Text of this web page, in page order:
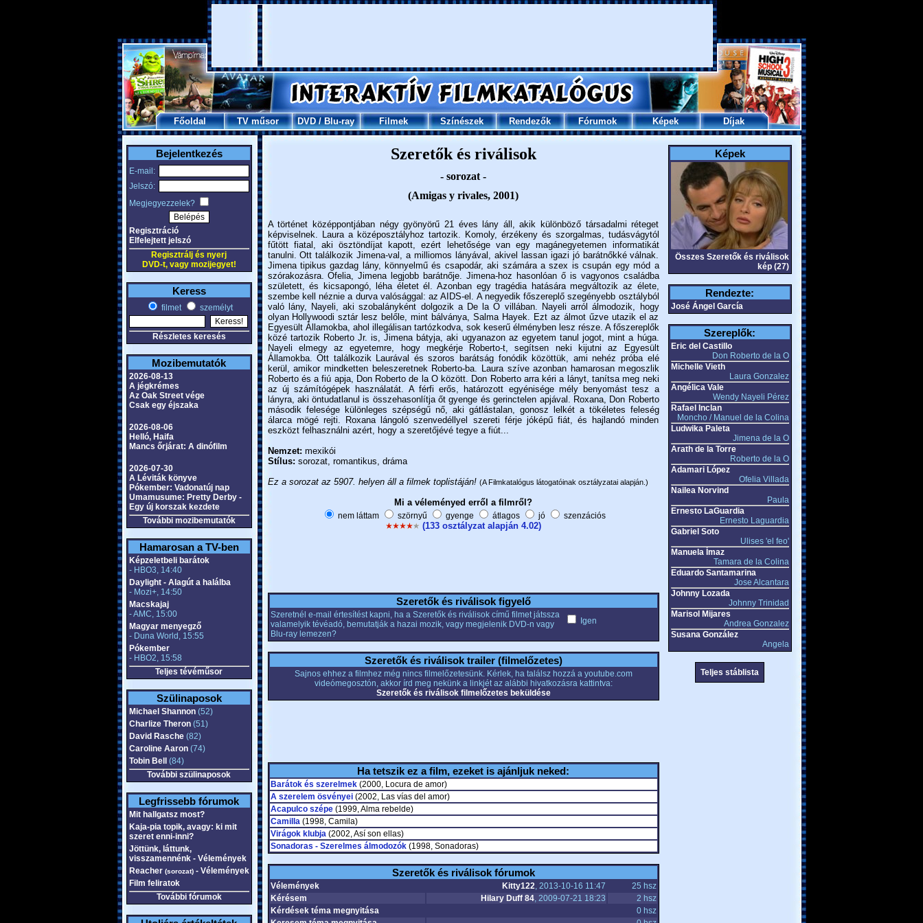
Főoldal TV műsor DVD/Blu-ray Filmek Színészek Rendezők Fórumok Képek Díjak
Bejelentkezés
E-mail:
Jelszó:
Megjegyezzelek?
Regisztráció
Elfelejtett jelszó
Regisztrálj és nyerj
DVD-t, vagy mozijegyet!
Keress
filmet személyt
Részletes keresés
Mozibemutatók
2026-08-13
A jégkrémes
Az Oak Street vége
Csak egy éjszaka
2026-08-06
Helló, Haifa
Mancs őrjárat: A dinófilm
2026-07-30
A Léviták könyve
Pókember: Vadonatúj nap
Umamusume: Pretty Derby -
Egy új korszak kezdete
További mozibemutatók
Hamarosan a TV-ben
Képzeletbeli barátok
- HBO3, 14:40
Daylight - Alagút a halálba
- Mozi+, 14:50
Macskajaj
- AMC, 15:00
Magyar menyegző
- Duna World, 15:55
Pókember
- HBO2, 15:58
Teljes tévéműsor
Szülinaposok
Michael Shannon(52)
Charlize Theron(51)
David Rasche(82)
Caroline Aaron(74)
Tobin Bell
(84)
További szülinaposok
Legfrissebb fórumok
Mit hallgatsz most?
Kaja-pia topik, avagy: ki mit
szeret enni-inni?
Jöttünk, láttunk,
visszamennénk - Vélemények
Reacher (sorozat)- Vélemények
Film feliratok
További fórumok
Szeretők és riválisok
- sorozat -
(Amigas y rivales, 2001)
A történet középpontjában négy gyönyörű 21 éves lány áll, akik különböző társadalmi réteget
képviselnek. Laura a középosztályhoz tartozik. Komoly, érzékeny és szorgalmas, tudásvágytól
fűtött fiatal, aki ösztöndíjat kapott, ezért lehetősége van egy magánegyetemen informatikát
tanulni. Ott találkozik Jimena-val, a milliomos lányával, akivel lassan igazi jó barátnőkké válnak.
Jimena tipikus gazdag lány, könnyelmű és csapodár, aki számára a szex is csupán egy mód a
szórakozásra. Ofelia, Jimena legjobb barátnője. Jimena-hoz hasonlóan ő is vagyonos családba
született, és kicsapongó, léha életet él. Azonban egy tragédia hatására megváltozik az élete,
szembe kell néznie a durva valósággal: az AIDS-el. A negyedik főszereplő szegényebb osztályból
való lány, Nayeli, aki szobalányként dolgozik a De la O villában. Nayeli arról álmodozik, hogy
olyan Hollywoodi sztár lesz belőle, mint bálványa, Salma Hayek. Ezt az álmot űzve utazik el az
Egyesült Államokba, ahol illegálisan tartózkodva, sok keserű élményben lesz része. A főszereplők
közé tartozik Roberto Jr. is, Jimena bátyja, aki ugyanazon az egyetem tanul jogot, mint a húga.
Nayeli elmegy az egyetemre, hogy megkérje Roberto-t, segítsen neki kijutni az Egyesült
Államokba. Ott találkozik Laurával és szoros barátság fonódik közöttük, ami nehéz próba elé
kerül, amikor mindketten beleszeretnek Roberto-ba. Laura szíve azonban hamarosan megoszlik
Roberto és a fiú apja, Don Roberto de la O között. Don Roberto arra kéri a lányt, tanítsa meg neki
az új számítógépek használatát. A férfi erős, határozott egyénisége mély benyomást tesz a
lányra, aki öntudatlanul is összehasonlítja őt gyenge és gerinctelen apjával. Roxana, Don Roberto
második felesége különleges szépségű nő, aki gátlástalan, gonosz lelkét a tökéletes feleség
álarca mögé rejti. Roxana lángoló szenvedéllyel szereti férje jóképű fiát, és hajlandó minden
eszközt felhasználni azért, hogy a szeretőjévé tegye a fiút...
Nemzet: mexikói
Stílus: sorozat, romantikus, dráma
Ez a sorozat az 5907. helyen áll a filmek toplistáján! (A Filmkatalógus látogatóinak osztályzatai alapján.)
Mi a véleményed erről a filmről?
nem láttam szörnyű gyenge átlagos jó szenzációs
(133 osztályzat alapján 4.02)
Szeretők és riválisok figyelő
Szeretnél e-mail értesítést kapni, ha a Szeretők és riválisok című filmet játssza
valamelyik tévéadó, bemutatják a hazai mozik, vagy megjelenik DVD-n vagy
Blu-ray lemezen?
Igen
Szeretők és riválisok trailer (filmelőzetes)
Sajnos ehhez a filmhez még nincs filmelőzetesünk. Kérlek, ha találsz hozzá a youtube.com
videómegosztón, akkor írd meg nekünk a linkjét az alábbi hivatkozásra kattintva:
Szeretők és riválisok filmelőzetes beküldése
Ha tetszik ez a film, ezeket is ajánljuk neked:
Barátok és szerelmek(2000, Locura de amor)
A szerelem ösvényei(2002, Las vías del amor)
Acapulco szépe(1999, Alma rebelde)
Camilla(1998, Camila)
Virágok klubja(2002, Así son ellas)
Sonadoras - Szerelmes álmodozók(1998, Sonadoras)
Szeretők és riválisok fórumok
Vélemények Kitty122, 2013-10-16 11:47
25 hsz
Kérésem
Hilary Duff 84, 2009-07-21 18:23
2 hsz
Kérdések téma megnyitása
0 hsz
Képek
Összes Szeretők és riválisok
kép (27)
Rendezte:
José Ángel García
Szereplők:
Eric del Castillo
Don Roberto de la O
Michelle Vieth
Laura Gonzalez
Angélica Vale
Wendy Nayeli Pérez
Rafael Inclan
Moncho / Manuel de la Colina
Ludwika Paleta
Jimena de la O
Arath de la Torre
Roberto de la O
Adamari López
Ofelia Villada
Nailea Norvind
Paula
Ernesto LaGuardia
Ernesto Laguardia
Gabriel Soto
Ulises 'el feo'
Manuela Ímaz
Tamara de la Colina
Eduardo Santamarina
Jose Alcantara
Johnny Lozada
Johnny Trinidad
Marisol Mijares
Andrea Gonzalez
Susana González
Angela
Teljes stáblista